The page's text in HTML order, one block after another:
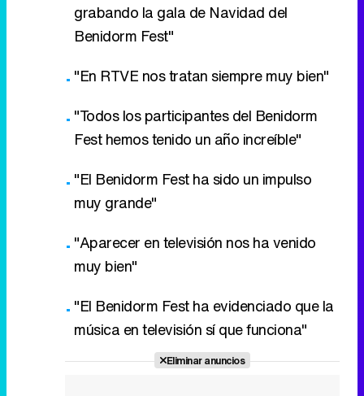
grabando la gala de Navidad del
Benidorm Fest"
"En RTVE nos tratan siempre muy bien"
"Todos los participantes del Benidorm
Fest hemos tenido un año increíble"
"El Benidorm Fest ha sido un impulso
muy grande"
"Aparecer en televisión nos ha venido
muy bien"
"El Benidorm Fest ha evidenciado que la
música en televisión sí que funciona"
Eliminar anuncios